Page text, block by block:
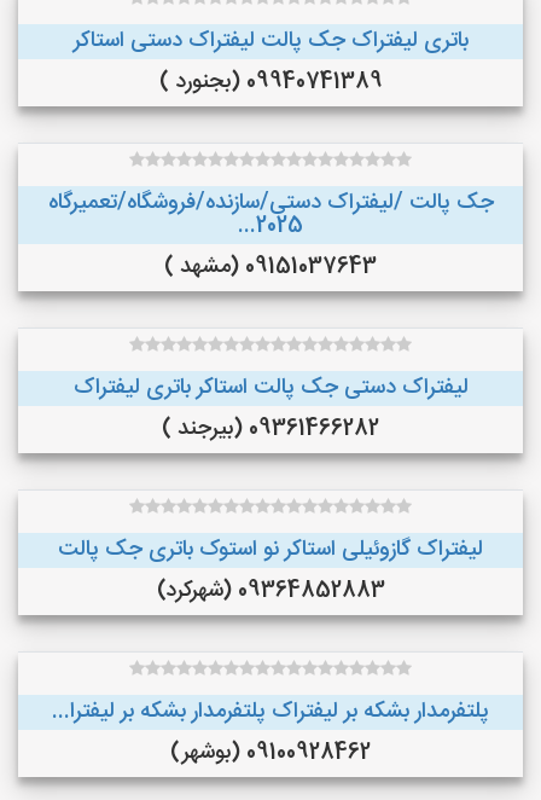
باتری لیفتراک جک پالت لیفتراک دستی استاکر
09940741389 (بجنورد )
جک پالت /لیفتراک دستی/سازنده/فروشگاه/تعمیرگاه
2025...
09151037643 (مشهد )
لیفتراک دستی جک پالت استاکر باتری لیفتراک
09361466282 (بیرجند )
لیفتراک گازوئیلی استاکر نو استوک باتری جک پالت
09364852883 (شهرکرد)
پلتفرمدار بشکه بر لیفتراک پلتفرمدار بشکه بر لیفترا...
09100928462 (بوشهر)